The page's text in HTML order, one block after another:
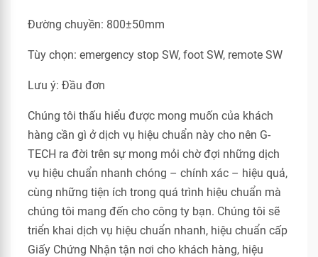
Đường chuyền: 800±50mm
Tùy chọn: emergency stop SW, foot SW, remote SW
Lưu ý: Đầu đơn
Chúng tôi thấu hiểu được mong muốn của khách
hàng cần gì ở dịch vụ hiệu chuẩn này cho nên G-
TECH ra đời trên sự mong mỏi chờ đợi những dịch
vụ hiệu chuẩn nhanh chóng – chính xác – hiệu quả,
cùng những tiện ích trong quá trình hiệu chuẩn mà
chúng tôi mang đến cho công ty bạn. Chúng tôi sẽ
triển khai dịch vụ hiệu chuẩn nhanh, hiệu chuẩn cấp
Giấy Chứng Nhận tận nơi cho khách hàng, hiệu